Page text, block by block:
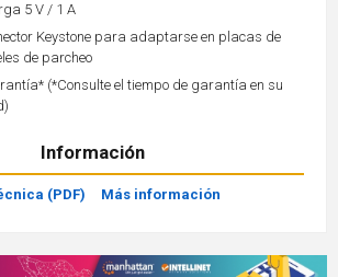
5 V / 1 A
Keystone para adaptarse en placas de
de parcheo
(*Consulte el tiempo de garantía en su
Información
(PDF) Más información